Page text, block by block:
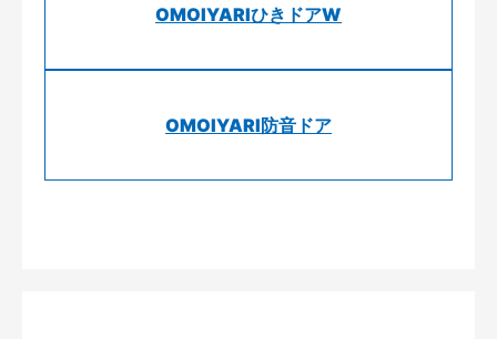
OMOIYARIひきドアW
OMOIYARI防音ドア